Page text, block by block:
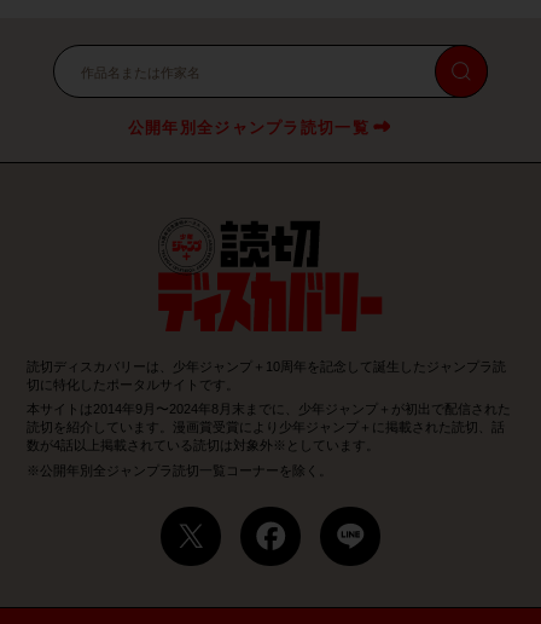
公開年別全ジャンプラ読切一覧
読切ディスカバリーは、少年ジャンプ＋10周年を記念して誕生したジャンプラ読
切に特化したポータルサイトです。
本サイトは2014年9月〜2024年8月末までに、少年ジャンプ＋が初出で配信された
読切を紹介しています。漫画賞受賞により少年ジャンプ＋に掲載された読切、話
数が4話以上掲載されている読切は対象外※としています。
※公開年別全ジャンプラ読切一覧コーナーを除く。